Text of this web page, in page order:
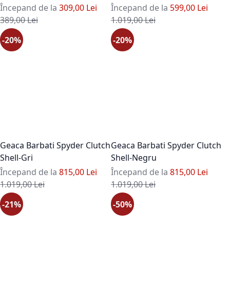
Începand de la 309,00 Lei
Pret standard
389,00 Lei
Începand de la 599,00 Lei
Pret standard
1.019,00 Lei
-20%
Geaca Barbati Spyder Clutch
Shell-Gri
Începand de la 815,00 Lei
Pret standard
1.019,00 Lei
-20%
Geaca Barbati Spyder Clutch
Shell-Negru
Începand de la 815,00 Lei
Pret standard
1.019,00 Lei
-21%
-50%